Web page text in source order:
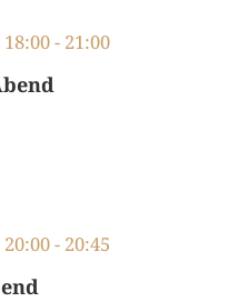
- 21:00
- 20:45